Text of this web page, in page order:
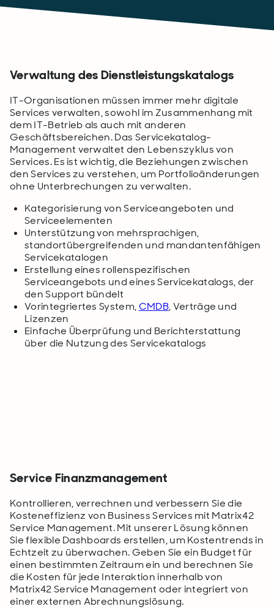
Verwaltung des Dienstleistungskatalogs
IT-Organisationen müssen immer mehr digitale
Services verwalten, sowohl im Zusammenhang mit
dem IT-Betrieb als auch mit anderen
Geschäftsbereichen. Das Servicekatalog-
Management verwaltet den Lebenszyklus von
Services. Es ist wichtig, die Beziehungen zwischen
den Services zu verstehen, um Portfolioänderungen
ohne Unterbrechungen zu verwalten.
Kategorisierung von Serviceangeboten und
Serviceelementen
Unterstützung von mehrsprachigen,
standortübergreifenden und mandantenfähigen
Servicekatalogen
Erstellung eines rollenspezifischen
Serviceangebots und eines Servicekatalogs, der
den Support bündelt
Vorintegriertes System,CMDB, Verträge und
Lizenzen
Einfache Überprüfung und Berichterstattung
über die Nutzung des Servicekatalogs
Service Finanzmanagement
Kontrollieren, verrechnen und verbessern Sie die
Kosteneffizienz von Business Services mit Matrix42
Service Management. Mit unserer Lösung können
Sie flexible Dashboards erstellen, um Kostentrends in
Echtzeit zu überwachen. Geben Sie ein Budget für
einen bestimmten Zeitraum ein und berechnen Sie
die Kosten für jede Interaktion innerhalb von
Matrix42 Service Management oder integriert von
einer externen Abrechnungslösung.